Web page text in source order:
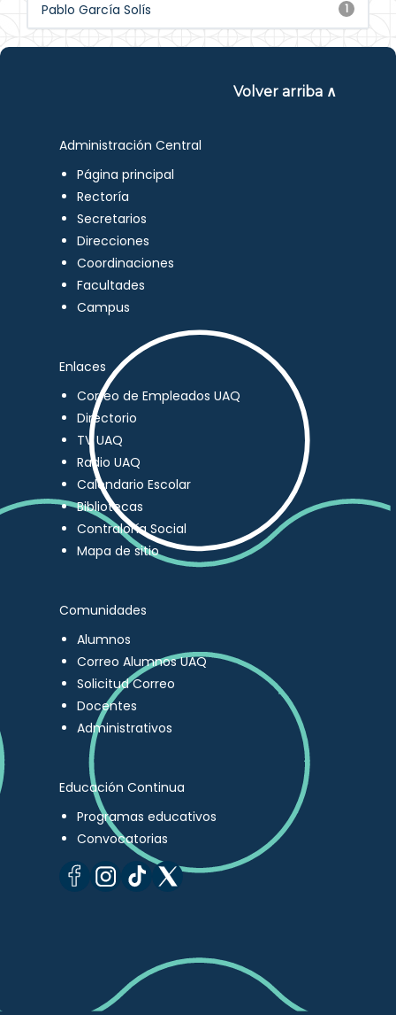
1
Pablo García Solís
Volver arriba ∧
Administración Central
Página principal
Rectoría
Secretarios
Direcciones
Coordinaciones
Facultades
Campus
Enlaces
Correo de Empleados UAQ
Directorio
TV UAQ
Radio UAQ
Calendario Escolar
Bibliotecas
Contraloría Social
Mapa de sitio
Comunidades
Alumnos
Correo Alumnos UAQ
Solicitud Correo
Docentes
Administrativos
Educación Continua
Programas educativos
Convocatorias